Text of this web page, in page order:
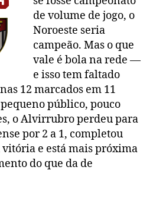
de volume de jogo, o
Noroeste seria
campeão. Mas o que
vale é bola na rede —
e isso tem faltado
12 marcados em 11
público, pouco
o Alvirrubro perdeu para
por 2 a 1, completou
e está mais próxima
do que da de